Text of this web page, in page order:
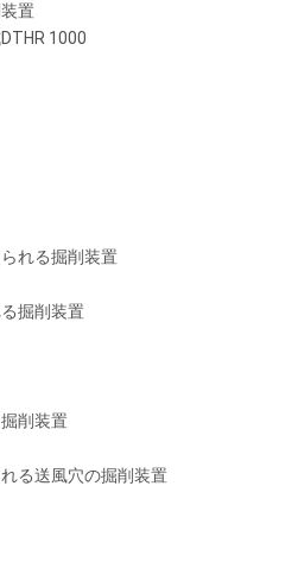
ROS 62
ROS 64
ROS 82
1/2」
Reg
置
1000
れる掘削装置
掘削装置
削装置
る送風穴の掘削装置